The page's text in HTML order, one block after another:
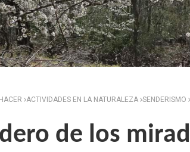
ACTIVIDADES EN LA NATURALEZA SENDERISMO
de los